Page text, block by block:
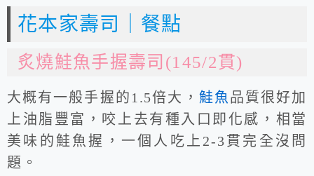
花本家壽司｜餐點
炙燒鮭魚手握壽司(145/2貫)
大概有一般手握的1.5倍大， 鮭魚品質很好加
上油脂豐富，咬上去有種入口即化感，相當
美味的鮭魚握，一個人吃上2-3貫完全沒問
題。